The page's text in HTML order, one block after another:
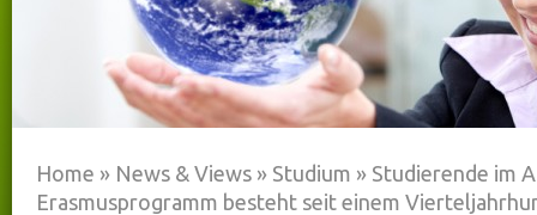
Home » News & Views » Studium » Studierende im
Erasmusprogramm besteht seit einem